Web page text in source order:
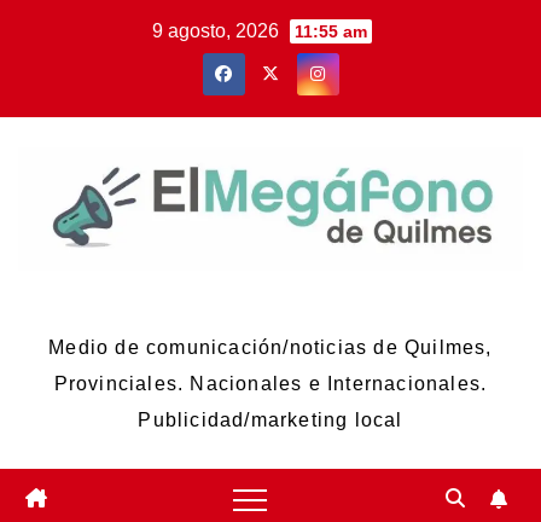
9 agosto, 2026 11:55 am
Medio de comunicación/noticias de Quilmes,
Provinciales. Nacionales e Internacionales.
Publicidad/marketing local